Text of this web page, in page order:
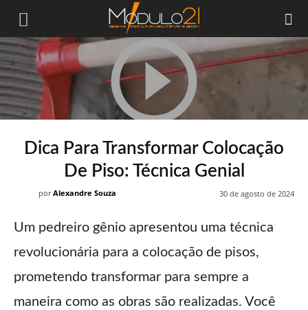
Módulo21
Dica Para Transformar Colocação
De Piso: Técnica Genial
30 de agosto de 2024
por Alexandre Souza
Um pedreiro gênio apresentou uma técnica
revolucionária para a colocação de pisos,
prometendo transformar para sempre a
maneira como as obras são realizadas. Você